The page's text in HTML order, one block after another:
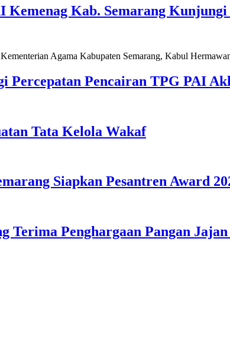
Kemenag Kab. Semarang
Agama Kabupaten Semarang, Kabul
Percepatan Pencairan TPG PAI
Tata Kelola Wakaf
Siapkan Pesantren Award
Terima Penghargaan Pangan